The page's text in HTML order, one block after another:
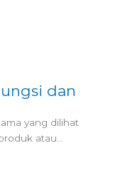
dan
yang dilihat
atau...